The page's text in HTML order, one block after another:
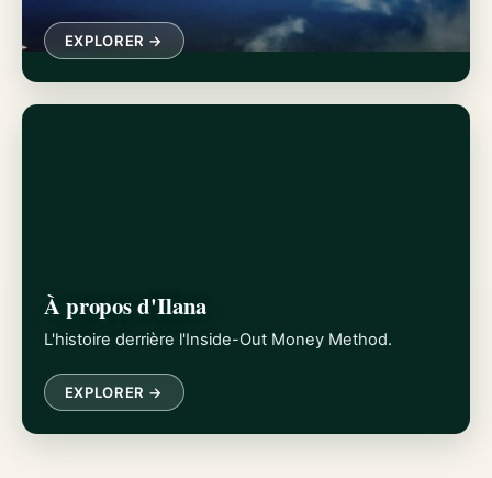
EXPLORER →
À propos d'Ilana
L'histoire derrière l'Inside-Out Money Method.
EXPLORER →